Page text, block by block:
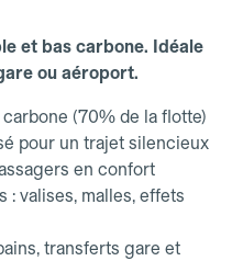
et bas carbone. Idéale
ou aéroport.
(70% de la flotte)
pour un trajet silencieux
en confort
: valises, malles, effets
transferts gare et